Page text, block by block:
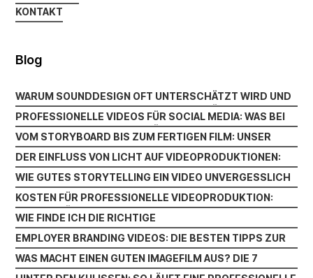
LEISTUNGEN
KONTAKT
KONTAKT
Blog
WARUM SOUNDDESIGN OFT UNTERSCHÄTZT WIRD UND
DOCH DEN UNTERSCHIED MACHT
WARUM SOUNDDESIGN OFT UNTERSCHÄTZT WIRD UND
DOCH DEN UNTERSCHIED MACHT
PROFESSIONELLE VIDEOS FÜR SOCIAL MEDIA: WAS BEI
INSTAGRAM LINKEDIN UND CO. WIRKLICH ZÄHLT
PROFESSIONELLE VIDEOS FÜR SOCIAL MEDIA: WAS BEI
INSTAGRAM LINKEDIN UND CO. WIRKLICH ZÄHLT
VOM STORYBOARD BIS ZUM FERTIGEN FILM: UNSER
PRODUKTIONSPROZESS
VOM STORYBOARD BIS ZUM FERTIGEN FILM: UNSER
PRODUKTIONSPROZESS
DER EINFLUSS VON LICHT AUF VIDEOPRODUKTIONEN:
WAS BELEUCHTUNG WIRKLICH BEWIRKT
DER EINFLUSS VON LICHT AUF VIDEOPRODUKTIONEN:
WAS BELEUCHTUNG WIRKLICH BEWIRKT
WIE GUTES STORYTELLING EIN VIDEO UNVERGESSLICH
MACHT
WIE GUTES STORYTELLING EIN VIDEO UNVERGESSLICH
MACHT
KOSTEN FÜR PROFESSIONELLE VIDEOPRODUKTION:
WAS DEIN BUDGET WIRKLICH BEEINFLUSST
KOSTEN FÜR PROFESSIONELLE VIDEOPRODUKTION:
WAS DEIN BUDGET WIRKLICH BEEINFLUSST
WIE FINDE ICH DIE RICHTIGE
VIDEOPRODUKTIONSFIRMA? WICHTIGE KRITERIEN IM
ÜBERBLICK
WIE FINDE ICH DIE RICHTIGE
VIDEOPRODUKTIONSFIRMA? WICHTIGE KRITERIEN IM
ÜBERBLICK
EMPLOYER BRANDING VIDEOS: DIE BESTEN TIPPS ZUR
ANSPRACHE VON TOP-TALENTEN
EMPLOYER BRANDING VIDEOS: DIE BESTEN TIPPS ZUR
ANSPRACHE VON TOP-TALENTEN
WAS MACHT EINEN GUTEN IMAGEFILM AUS? DIE 7
WICHTIGSTEN FAKTOREN
WAS MACHT EINEN GUTEN IMAGEFILM AUS? DIE 7